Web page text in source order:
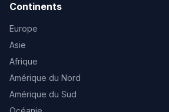
Continents
Europe
Asie
Afrique
Amérique du Nord
Amérique du Sud